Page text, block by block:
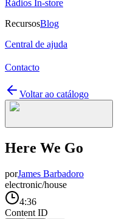
Rádios In-store
RecursosBlog
Central de ajuda
Contacto
Voltar ao catálogo
Here We Go
porJames Barbadoro
electronic/house
4:36
Content ID